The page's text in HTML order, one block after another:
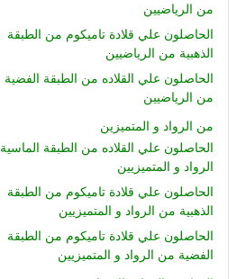
من الرياضيين
الحاصلون علي قلادة تاميكوم من الطبقة
الذهبية من الرياضيين
الحاصلون علي القلاده من الطبقة الفضية
من الرياضيين
من الرواد و المتميزين
الحاصلون علي القلاده من الطبقة الماسية
الرواد و المتميزيين
الحاصلون علي قلادة تاميكوم من الطبقة
الذهبية من الرواد و المتميزيين
الحاصلون علي قلادة تاميكوم من الطبقة
الفضية من الرواد و المتميزيين